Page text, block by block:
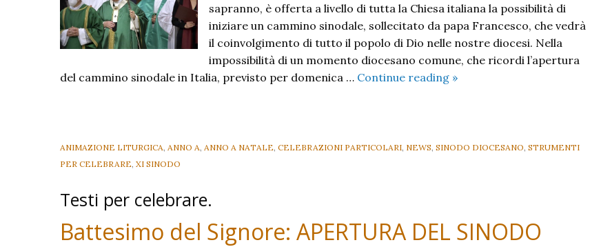
sapranno, è offerta a livello di tutta la Chiesa italiana la possibilità di
iniziare un cammino sinodale, sollecitato da papa Francesco, che vedrà
il coinvolgimento di tutto il popolo di Dio nelle nostre diocesi. Nella
impossibilità di un momento diocesano comune, che ricordi l’apertura
del cammino sinodale in Italia, previsto per domenica … Continue reading In
Sinodo
»
ANIMAZIONE LITURGICA ANNO A ANNO A NATALE CELEBRAZIONI PARTICOLARI NEWS SINODO DIOCESANO STRUMENTI
PER CELEBRARE XI SINODO
Testi per celebrare.
Battesimo del Signore: APERTURA DEL SINODO